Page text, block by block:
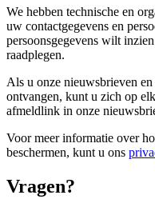
We hebben technische en
uw contactgegevens en
persoonsgegevens wilt
raadplegen.
Als u onze nieuwsbrieven
ontvangen, kunt u zich op
afmeldlink in onze
Voor meer informatie over
beschermen, kunt u ons
Vragen?